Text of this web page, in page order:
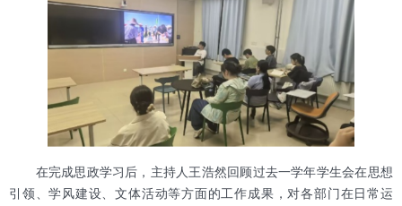
在完成思政学习后，主持人王浩然回顾过去一学年学生会在思想
引领、学风建设、文体活动等方面的工作成果，对各部门在日常运